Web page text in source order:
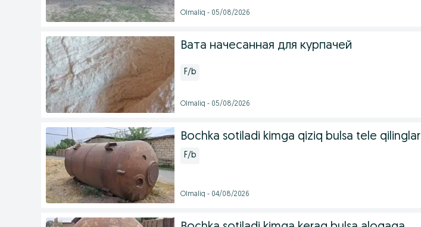
Olmaliq - 05/08/2026
Вата начесанная для курпачей
F/b
Olmaliq - 05/08/2026
Bochka sotiladi kimga qiziq bulsa tele qilinglar
F/b
Olmaliq - 04/08/2026